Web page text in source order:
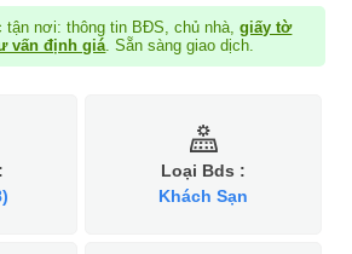
tận nơi: thông tin BĐS, chủ nhà,giấy tờ
vấn định giá. Sẵn sàng giao dịch.
Loại Bds :
Khách Sạn